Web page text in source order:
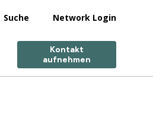
Suche Network Login
Kontakt
aufnehmen